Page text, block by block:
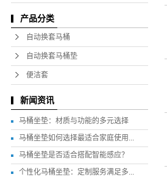
产品分类
自动换套马桶
自动换套马桶垫
便洁套
新闻资讯
马桶坐垫：材质与功能的多元选择
马桶坐垫如何选择最适合家庭使用...
马桶坐垫是否适合搭配智能感应？
个性化马桶坐垫：定制服务满足多...